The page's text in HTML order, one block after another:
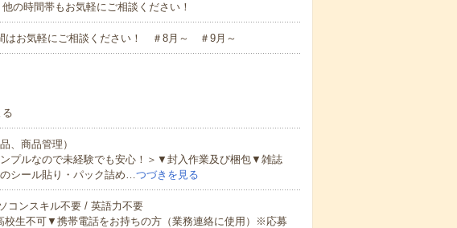
の時間帯もお気軽にご相談ください！
お気軽にご相談ください！ ＃8月～ ＃9月～
、商品管理）
プルなので未経験でも安心！＞▼封入作業及び梱包▼雑誌
シール貼り・パック詰め…つづきを見る
コンスキル不要 / 英語力不要
生不可▼携帯電話をお持ちの方（業務連絡に使用）※応募